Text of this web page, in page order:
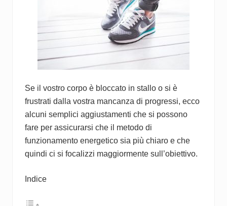
Se il vostro corpo è bloccato in stallo o si è
frustrati dalla vostra mancanza di progressi, ecco
alcuni semplici aggiustamenti che si possono
fare per assicurarsi che il metodo di
funzionamento energetico sia più chiaro e che
quindi ci si focalizzi maggiormente sull’obiettivo.
Indice